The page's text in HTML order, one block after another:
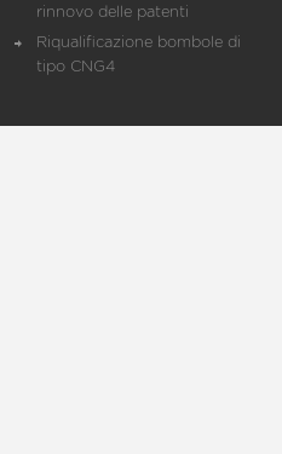
rinnovo delle patenti
Riqualificazione bombole di
tipo CNG4